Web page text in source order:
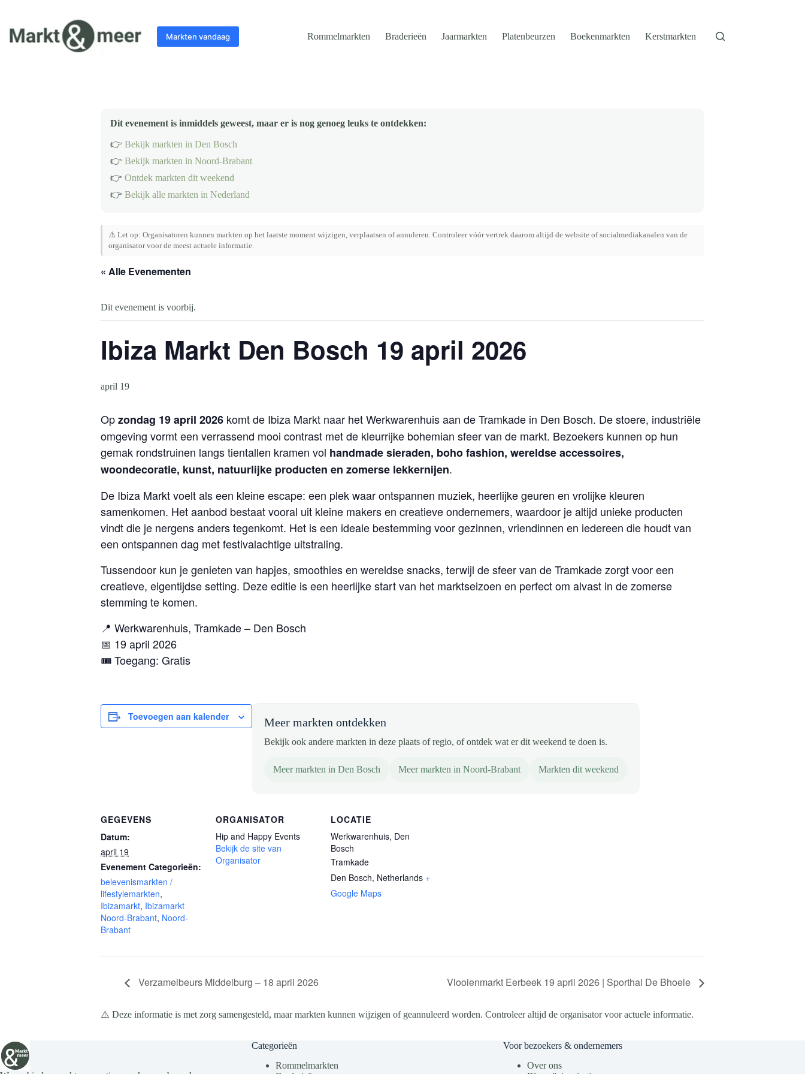
inhoud
Markten vandaag Rommelmarkten Braderieën Jaarmarkten Platenbeurzen Boekenmarkten Kerstmarkten
Dit evenement is inmiddels geweest, maar er is nog genoeg leuks te ontdekken:
👉 Bekijk markten in Den Bosch
👉 Bekijk markten in Noord-Brabant
👉 Ontdek markten dit weekend
👉 Bekijk alle markten in Nederland
⚠️ Let op: Organisatoren kunnen markten op het laatste moment wijzigen, verplaatsen of annuleren. Controleer vóór vertrek daarom altijd de website of socialmediakanalen van de
organisator voor de meest actuele informatie.
« Alle Evenementen
Dit evenement is voorbij.
Ibiza Markt Den Bosch 19 april 2026
april 19
Opzondag 19 april 2026 komt de Ibiza Markt naar het Werkwarenhuis aan de Tramkade in Den Bosch. De stoere, industriële
omgeving vormt een verrassend mooi contrast met de kleurrijke bohemian sfeer van de markt. Bezoekers kunnen op hun
gemak rondstruinen langs tientallen kramen vol handmade sieraden, boho fashion, wereldse accessoires,
woondecoratie, kunst, natuurlijke producten en zomerse lekkernijen.
De Ibiza Markt voelt als een kleine escape: een plek waar ontspannen muziek, heerlijke geuren en vrolijke kleuren
samenkomen. Het aanbod bestaat vooral uit kleine makers en creatieve ondernemers, waardoor je altijd unieke producten
vindt die je nergens anders tegenkomt. Het is een ideale bestemming voor gezinnen, vriendinnen en iedereen die houdt van
een ontspannen dag met festivalachtige uitstraling.
Tussendoor kun je genieten van hapjes, smoothies en wereldse snacks, terwijl de sfeer van de Tramkade zorgt voor een
creatieve, eigentijdse setting. Deze editie is een heerlijke start van het marktseizoen en perfect om alvast in de zomerse
stemming te komen.
📍 Werkwarenhuis, Tramkade – Den Bosch
📅 19 april 2026
🎟️ Toegang: Gratis
Toevoegen aan kalender Meer markten ontdekken
Bekijk ook andere markten in deze plaats of regio, of ontdek wat er dit weekend te doen is.
Meer markten in Den Bosch Meer markten in Noord-Brabant Markten dit weekend
GEGEVENS
Datum:
april 19
Evenement Categorieën:
belevenismarkten /
lifestylemarkten,
Ibizamarkt, Ibizamarkt
Noord-Brabant, Noord-
Brabant
ORGANISATOR
Hip and Happy Events
Bekijk de site van
Organisator
LOCATIE
Werkwarenhuis, Den
Bosch
Tramkade
Den Bosch, Netherlands +
Google Maps
Verzamelbeurs Middelburg – 18 april 2026 Vlooienmarkt Eerbeek 19 april 2026 | Sporthal De Bhoele
⚠️ Deze informatie is met zorg samengesteld, maar markten kunnen wijzigen of geannuleerd worden. Controleer altijd de organisator voor actuele informatie.
Categorieën
Rommelmarkten
Voor bezoekers & ondernemers
Over ons